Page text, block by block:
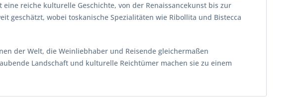
reiche kulturelle Geschichte, von der Renaissancekunst bis zur
geschätzt, wobei toskanische Spezialitäten wie Ribollita und Bistecca
der Welt, die Weinliebhaber und Reisende gleichermaßen
Landschaft und kulturelle Reichtümer machen sie zu einem